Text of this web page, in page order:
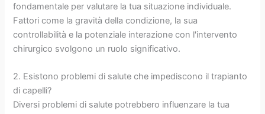
fondamentale per valutare la tua situazione individuale.
Fattori come la gravità della condizione, la sua
controllabilità e la potenziale interazione con l'intervento
chirurgico svolgono un ruolo significativo.
2. Esistono problemi di salute che impediscono il trapianto
di capelli?
Diversi problemi di salute potrebbero influenzare la tua